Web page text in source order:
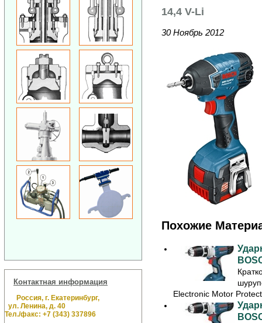
Контактная информация
Россия, г. Екатеринбург,
ул. Ленина, д. 40
Тел./факс: +7 (343) 337896
14,4 V-Li
30 Ноябрь 2012
Похожие
Electronic Motor